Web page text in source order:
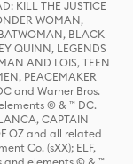
KILL THE JUSTICE
WOMAN,
BLACK
QUINN, LEGENDS
AND LOIS, TEEN
PEACEMAKER
and Warner Bros.
© & ™ DC.
CAPTAIN
OZ and all related
Co. (sXX); ELF,